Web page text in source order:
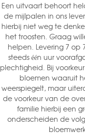
Een uitvaart behoort
de mijlpalen in ons
hierbij niet weg te
het troosten. Graag
helpen. Levering 7 op
steeds één uur
plechtigheid. Bij
bloemen waaruit
weerspiegelt, maar
de voorkeur van de
familie hierbij een
onderscheiden de